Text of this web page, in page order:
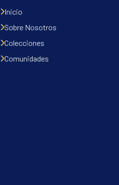
Inicio
Sobre Nosotros
Colecciones
Comunidades